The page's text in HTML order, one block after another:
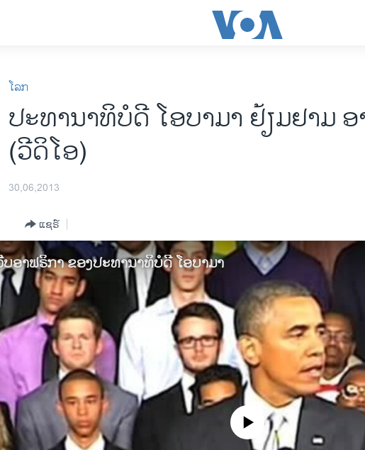
ໂລກ
ປະທານາທິບໍດີ ໂອບາມາ ຢ້ຽມຢາມ
(ວີດິໂອ)
30,06,2013
ແຊຣ໌
ອາຟຣິກາ ຂອງປະທານາທິບໍດີ ໂອບາມາ
No media source currently available